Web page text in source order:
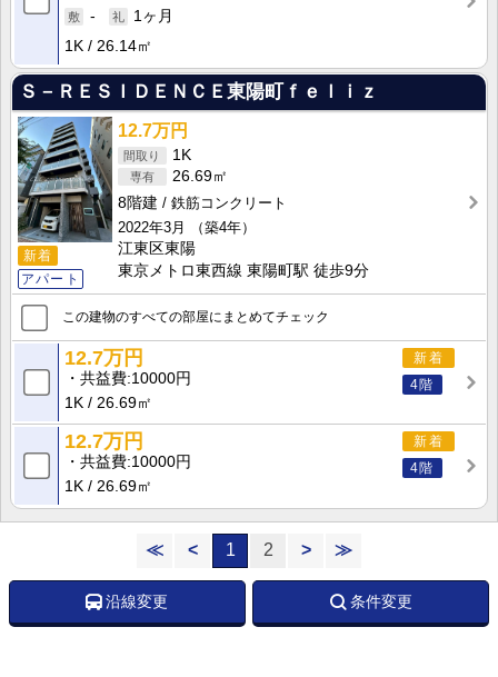
-
1ヶ月
1K
26.14㎡
Ｓ－ＲＥＳＩＤＥＮＣＥ東陽町ｆｅｌｉｚ
新着
アパート
12.7万円
1K
26.69㎡
8階建
鉄筋コンクリート
2022年3月
（築4年）
江東区東陽
東京メトロ東西線 東陽町駅 徒歩9分
この建物のすべての部屋にまとめてチェック
新着
4階
12.7万円
共益費 10000円
1K
26.69㎡
新着
4階
12.7万円
共益費 10000円
1K
26.69㎡
≪ < 1 2 > ≫
沿線変更 条件変更